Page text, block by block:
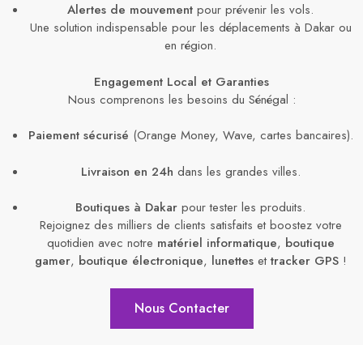
Alertes de mouvement pour prévenir les vols.
Une solution indispensable pour les déplacements à Dakar ou
en région.
Engagement Local et Garanties
Nous comprenons les besoins du Sénégal :
Paiement sécurisé (Orange Money, Wave, cartes bancaires).
Livraison en 24h dans les grandes villes.
Boutiques à Dakar pour tester les produits.
Rejoignez des milliers de clients satisfaits et boostez votre
quotidien avec notre matériel informatique, boutique
gamer, boutique électronique, lunettesettracker GPS!
Nous Contacter